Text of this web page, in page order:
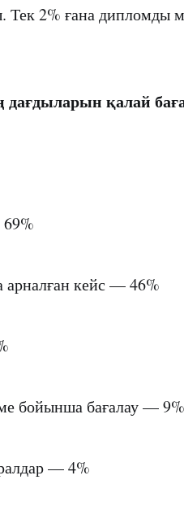
2% ғана дипломды
дағдыларын қалай
кейс — 46%
бойынша бағалау — 9%
— 4%